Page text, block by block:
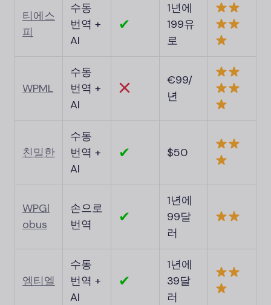
티에스
피
수동
번역 +
AI
✔
1년에
199유
로
WPML
수동
번역 +
AI
€99/
년
친밀한
수동
번역 +
AI
✔ $50
WPGl
obus
손으로
번역
✔
1년에
99달
러
엠티엘
수동
번역 +
AI
✔
1년에
39달
러